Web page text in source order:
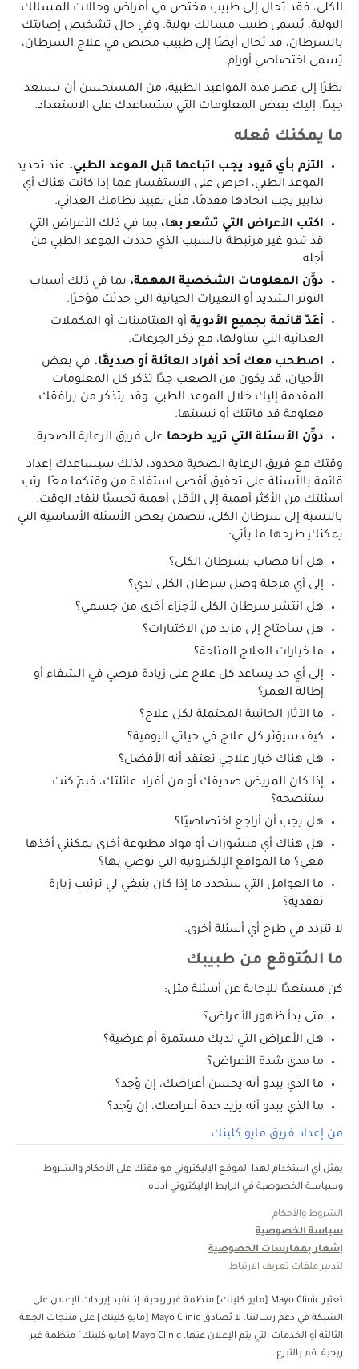
الكلى، فقد تُحال إلى طبيب مختص في أمراض وحالات المسالك
البولية، يُسمى طبيب مسالك بولية. وفي حال تشخيص إصابتك
بالسرطان، قد تُحال أيضًا إلى طبيب مختص في علاج السرطان،
يُسمى اختصاصي أورام.
نظرًا إلى قصر مدة المواعيد الطبية، من المستحسن أن تستعد
جيدًا. إليك بعض المعلومات التي ستساعدك على الاستعداد.
ما يمكنك فعله
التزم بأي قيود يجب اتباعها قبل الموعد الطبي. عند تحديد
الموعد الطبي، احرص على الاستفسار عما إذا كانت هناك أي
تدابير يجب اتخاذها مقدمًا، مثل تقييد نظامك الغذائي.
اكتب الأعراض التي تشعر بها، بما في ذلك الأعراض التي
قد تبدو غير مرتبطة بالسبب الذي حددت الموعد الطبي من
أجله.
دوِّن المعلومات الشخصية المهمة، بما في ذلك أسباب
التوتر الشديد أو التغيرات الحياتية التي حدثت مؤخرًا.
أعِدّ قائمة بجميع الأدوية أو الفيتامينات أو المكملات
الغذائية التي تتناولها، مع ذِكر الجرعات.
اصطحب معك أحد أفراد العائلة أو صديقًا. في بعض
الأحيان، قد يكون من الصعب جدًا تذكر كل المعلومات
المقدمة إليك خلال الموعد الطبي. وقد يتذكر من يرافقك
معلومة قد فاتتك أو نسيتها.
دوِّن الأسئلة التي تريد طرحها على فريق الرعاية الصحية.
وقتك مع فريق الرعاية الصحية محدود، لذلك سيساعدك إعداد
قائمة بالأسئلة على تحقيق أقصى استفادة من وقتكما معًا. رتب
أسئلتك من الأكثر أهمية إلى الأقل أهمية تحسبًا لنفاد الوقت.
بالنسبة إلى سرطان الكلى، تتضمن بعض الأسئلة الأساسية التي
يمكنكِ طرحها ما يأتي:
هل أنا مصاب بسرطان الكلى؟
إلى أي مرحلة وصل سرطان الكلى لدي؟
هل انتشر سرطان الكلى لأجزاء أخرى من جسمي؟
هل سأحتاج إلى مزيد من الاختبارات؟
ما خيارات العلاج المتاحة؟
إلى أي حد يساعد كل علاج على زيادة فرصي في الشفاء أو
إطالة العمر؟
ما الآثار الجانبية المحتملة لكل علاج؟
كيف سيؤثر كل علاج في حياتي اليومية؟
هل هناك خيار علاجي تعتقد أنه الأفضل؟
إذا كان المريض صديقك أو من أفراد عائلتك، فبمَ كنت
ستنصحه؟
هل يجب أن أراجع اختصاصيًا؟
هل هناك أي منشورات أو مواد مطبوعة أخرى يمكنني أخذها
معي؟ ما المواقع الإلكترونية التي توصي بها؟
ما العوامل التي ستحدد ما إذا كان ينبغي لي ترتيب زيارة
تفقدية؟
لا تتردد في طرح أي أسئلة أخرى.
ما المُتوقع من طبيبك
كن مستعدًا للإجابة عن أسئلة مثل:
متى بدأ ظهور الأعراض؟
هل الأعراض التي لديك مستمرة أم عرضية؟
ما مدى شدة الأعراض؟
ما الذي يبدو أنه يحسن أعراضك، إن وُجد؟
ما الذي يبدو أنه يزيد حدة أعراضك، إن وُجد؟
من إعداد فريق مايو كلينك
يمثل أي استخدام لهذا الموقع الإليكتروني موافقتك على الأحكام والشروط
وسياسة الخصوصية في الرابط الإليكتروني أدناه.
الشروط والأحكام
سياسة الخصوصية
إشعار بممارسات الخصوصية
لتدبير ملفات تعريف الارتباط
تعتبر Mayo Clinic [مايو كلينك] منظمة غبر ربحية، إذ تفيد إيرادات الإعلان على
الشبكة في دعم رسالتنا. لا تُصادق Mayo Clinic [مايو كلينك] على منتجات الجهة
الثالثة أو الخدمات التي يتم الإعلان عنها. Mayo Clinic [مايو كلينك] منظمة غير
ربحية. قم بالتبرع.